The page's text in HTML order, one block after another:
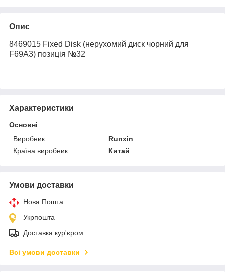
Опис
8469015 Fixed Disk (нерухомий диск чорний для
F69A3) позиція №32
Характеристики
Основні
Виробник
Runxin
Країна виробник
Китай
Умови доставки
Нова Пошта
Укрпошта
Доставка кур'єром
Всі умови доставки